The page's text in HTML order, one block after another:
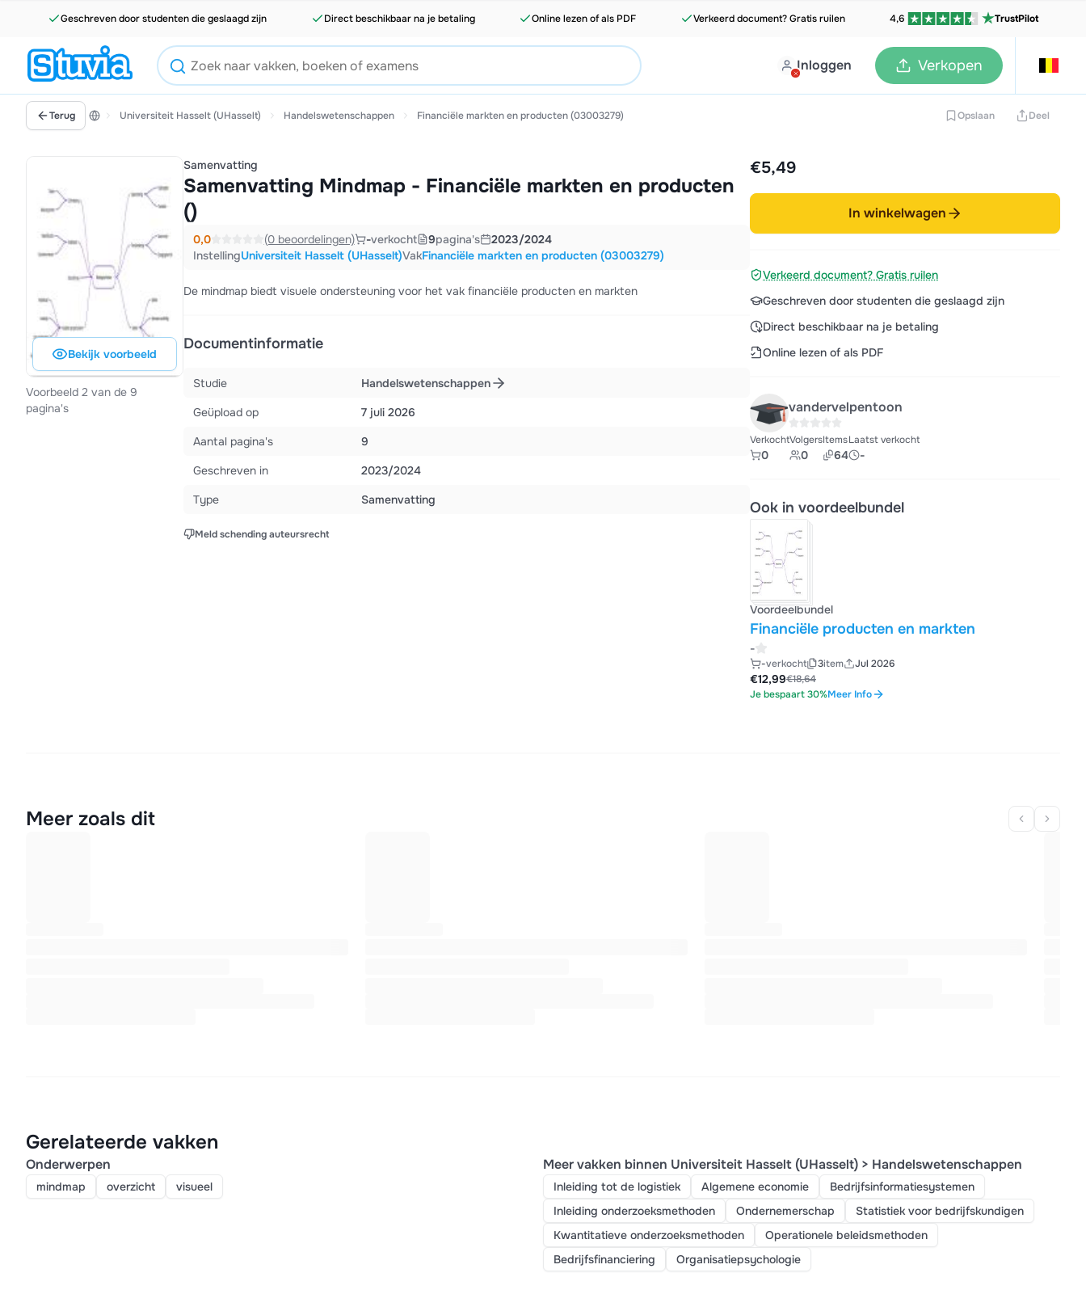
Geschreven door studenten die geslaagd zijn Direct beschikbaar na je betaling Online lezen of als PDF Verkeerd document? Gratis ruilen 4,6 TrustPilot
Inloggen Verkopen
Terug Universiteit Hasselt (UHasselt) Handelswetenschappen Financiële markten en producten (03003279) Opslaan Deel
Bekijk voorbeeld
Voorbeeld 2 van de 9
pagina's
Samenvatting
Samenvatting Mindmap - Financiële markten en producten
()
0,0 (0 beoordelingen) -verkocht 9pagina's
2023/2024
InstellingUniversiteit Hasselt (UHasselt)VakFinanciële markten en producten (03003279)
De mindmap biedt visuele ondersteuning voor het vak financiële producten en markten
Documentinformatie
Studie
Handelswetenschappen
Geüpload op
7 juli 2026
Aantal pagina's
9
Geschreven in
2023/2024
Type
Samenvatting
Meld schending auteursrecht
€5,49
In winkelwagen
Verkeerd document? Gratis ruilen
Geschreven door studenten die geslaagd zijn
Direct beschikbaar na je betaling
Online lezen of als PDF
vandervelpentoon
Verkocht
0
Volgers
0
Items
64
Laatst verkocht
-
Ook in voordeelbundel
Voordeelbundel
Financiële producten en markten
-
-verkocht 3item
Jul 2026
€18,64
€12,99
Je bespaart 30%Meer Info
Meer zoals dit
Gerelateerde vakken
Onderwerpen
mindmap overzicht visueel
Meer vakken binnen Universiteit Hasselt (UHasselt) > Handelswetenschappen
Inleiding tot de logistiek Algemene economie
Bedrijfsinformatiesystemen
Inleiding onderzoeksmethoden
Ondernemerschap
Statistiek voor bedrijfskundigen
Kwantitatieve onderzoeksmethoden
Operationele beleidsmethoden
Bedrijfsfinanciering
Organisatiepsychologie